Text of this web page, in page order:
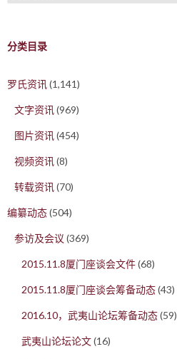
分类目录
罗氏资讯(1,141)
文字资讯(969)
图片资讯(454)
视频资讯(8)
转载资讯(70)
编纂动态(504)
参访及会议 (369)
2015.11.8厦门座谈会文件(68)
2015.11.8厦门座谈会筹备动态(43)
2016.10，武夷山论坛筹备动态(59)
武夷山论坛论文(16)